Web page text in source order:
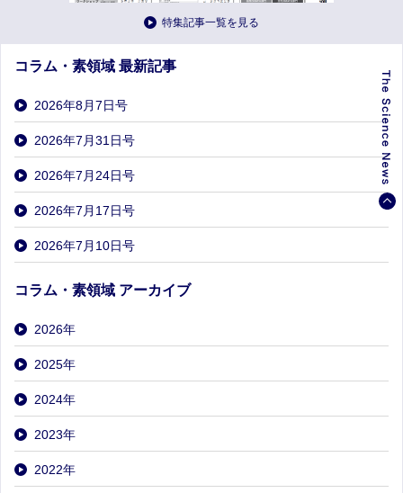
特集記事一覧を見る
コラム・素領域 最新記事
2026年8月7日号
2026年7月31日号
2026年7月24日号
2026年7月17日号
2026年7月10日号
コラム・素領域 アーカイブ
2026年
2025年
2024年
2023年
2022年